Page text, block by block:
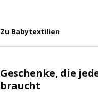
Zu Babytextilien
Geschenke, die
braucht